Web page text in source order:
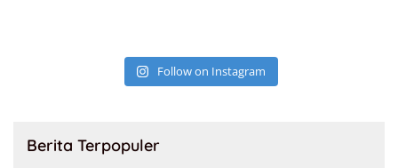
Follow on Instagram
Berita Terpopuler